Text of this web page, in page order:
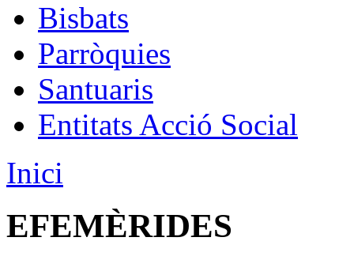
Bisbats
Parròquies
Santuaris
Entitats Acció Social
Inici
EFEMÈRIDES